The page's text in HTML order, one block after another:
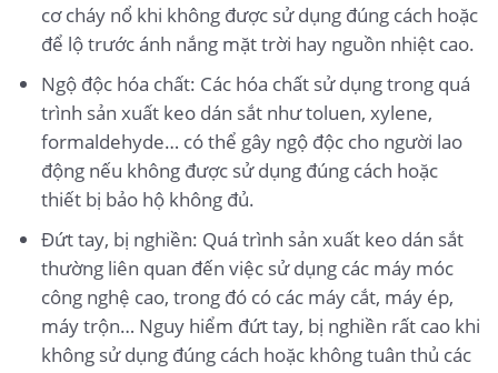
cơ cháy nổ khi không được sử dụng đúng cách hoặc
để lộ trước ánh nắng mặt trời hay nguồn nhiệt cao.
Ngộ độc hóa chất: Các hóa chất sử dụng trong quá
trình sản xuất keo dán sắt như toluen, xylene,
formaldehyde… có thể gây ngộ độc cho người lao
động nếu không được sử dụng đúng cách hoặc
thiết bị bảo hộ không đủ.
Đứt tay, bị nghiền: Quá trình sản xuất keo dán sắt
thường liên quan đến việc sử dụng các máy móc
công nghệ cao, trong đó có các máy cắt, máy ép,
máy trộn… Nguy hiểm đứt tay, bị nghiền rất cao khi
không sử dụng đúng cách hoặc không tuân thủ các